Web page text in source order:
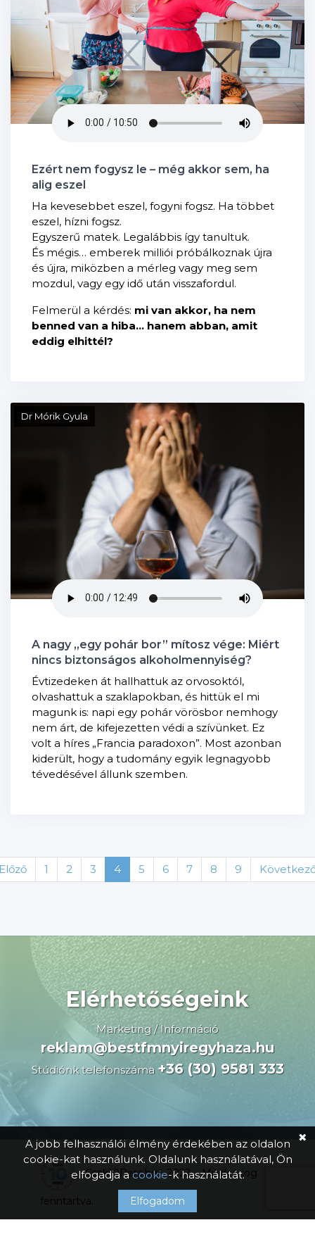
Ezért nem fogysz le – még akkor sem, ha
alig eszel
Ha kevesebbet eszel, fogyni fogsz. Ha többet
eszel, hízni fogsz.
Egyszerű matek. Legalábbis így tanultuk.
És mégis… emberek milliói próbálkoznak újra
és újra, miközben a mérleg vagy meg sem
mozdul, vagy egy idő után visszafordul.
Felmerül a kérdés: mi van akkor, ha nem
benned van a hiba… hanem abban, amit
eddig elhittél?
Dr Mórik Gyula
A nagy „egy pohár bor” mítosz vége: Miért
nincs biztonságos alkoholmennyiség?
Évtizedeken át hallhattuk az orvosoktól,
olvashattuk a szaklapokban, és hittük el mi
magunk is: napi egy pohár vörösbor nemhogy
nem árt, de kifejezetten védi a szívünket. Ez
volt a híres „Francia paradoxon”. Most azonban
kiderült, hogy a tudomány egyik legnagyobb
tévedésével állunk szemben.
1 2 3 4 5 6 7 8 9
Elérhetőségeink
Marketing / Információ
reklam@bestfmnyiregyhaza.hu
Stúdiónk telefonszáma +36 (30) 9581 333
Csak10Perc.hu - 2022. - Minden jog
fenntartva.
A jobb felhasználói élmény érdekében az oldalon
cookie-kat használunk. Oldalunk használatával, Ön
elfogadja acookie-k használatát.
Elfogadom
✖